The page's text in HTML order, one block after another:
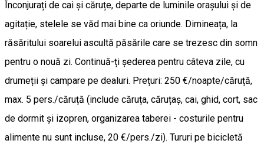
Înconjurați de cai și căruțe, departe de luminile orașului și de
agitație, stelele se văd mai bine ca oriunde. Dimineața, la
răsăritului soarelui ascultă păsările care se trezesc din somn
pentru o nouă zi. Continuă-ți șederea pentru câteva zile, cu
drumeții și campare pe dealuri. Prețuri: 250 €/noapte/căruță,
max. 5 pers./căruță (include căruța, căruțaș, cai, ghid, cort, sac
de dormit și izopren, organizarea taberei - costurile pentru
alimente nu sunt incluse, 20 €/pers./zi). Tururi pe bicicletă